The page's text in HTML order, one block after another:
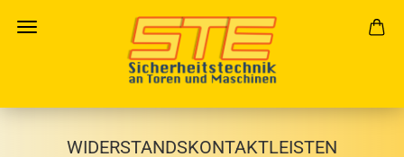
WIDERSTANDSKONTAKTLEISTEN